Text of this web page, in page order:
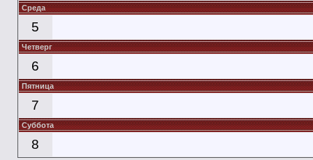
Среда
5
Четверг
6
Пятница
7
Суббота
8